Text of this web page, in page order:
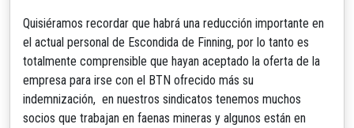
Quisiéramos recordar que habrá una reducción importante en
el actual personal de Escondida de Finning, por lo tanto es
totalmente comprensible que hayan aceptado la oferta de la
empresa para irse con el BTN ofrecido más su
indemnización, en nuestros sindicatos tenemos muchos
socios que trabajan en faenas mineras y algunos están en